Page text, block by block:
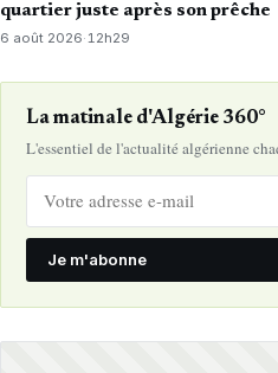
quartier juste après son prêche
6 août 2026·12h29
La matinale d'Algérie 360°
L'essentiel de l'actualité algérienne
Je m'abonne